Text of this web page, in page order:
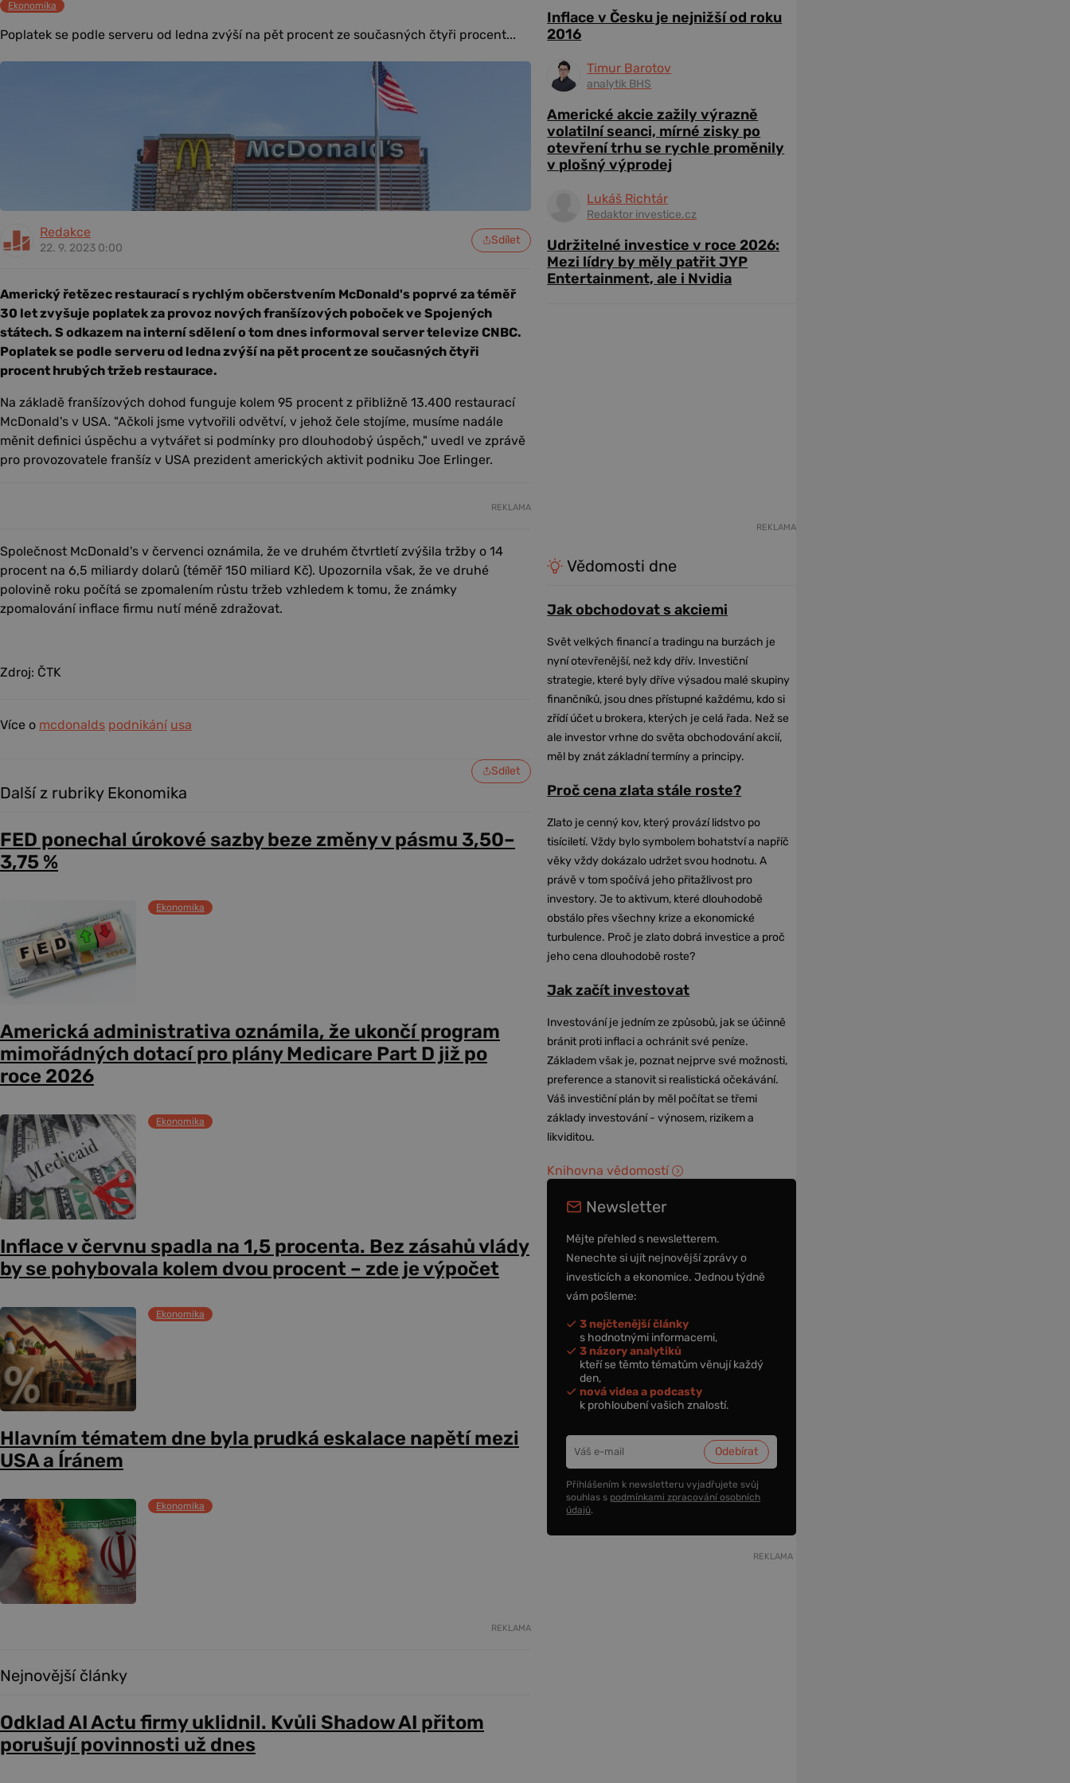
Ekonomika
Poplatek se podle serveru od ledna zvýší na pět procent ze současných čtyři procent...
Redakce
22. 9. 2023 0:00
Sdílet
Americký řetězec restaurací s rychlým občerstvením McDonald's poprvé za téměř
30 let zvyšuje poplatek za provoz nových franšízových poboček ve Spojených
státech. S odkazem na interní sdělení o tom dnes informoval server televize CNBC.
Poplatek se podle serveru od ledna zvýší na pět procent ze současných čtyři
procent hrubých tržeb restaurace.
Na základě franšízových dohod funguje kolem 95 procent z přibližně 13.400 restaurací
McDonald's v USA. "Ačkoli jsme vytvořili odvětví, v jehož čele stojíme, musíme nadále
měnit definici úspěchu a vytvářet si podmínky pro dlouhodobý úspěch," uvedl ve zprávě
pro provozovatele franšíz v USA prezident amerických aktivit podniku Joe Erlinger.
REKLAMA
Společnost McDonald's v červenci oznámila, že ve druhém čtvrtletí zvýšila tržby o 14
procent na 6,5 miliardy dolarů (téměř 150 miliard Kč). Upozornila však, že ve druhé
polovině roku počítá se zpomalením růstu tržeb vzhledem k tomu, že známky
zpomalování inflace firmu nutí méně zdražovat.
Zdroj: ČTK
Více o mcdonalds podnikání usa
Sdílet
Další z rubriky Ekonomika
FED ponechal úrokové sazby beze změny v pásmu 3,50–
3,75 %
Ekonomika
Americká administrativa oznámila, že ukončí program
mimořádných dotací pro plány Medicare Part D již po
roce 2026
Ekonomika
Inflace v červnu spadla na 1,5 procenta. Bez zásahů vlády
by se pohybovala kolem dvou procent – zde je výpočet
Ekonomika
Hlavním tématem dne byla prudká eskalace napětí mezi
USA a Íránem
Ekonomika
REKLAMA
Nejnovější články
Odklad AI Actu firmy uklidnil. Kvůli Shadow AI přitom
porušují povinnosti už dnes
Inflace v Česku je nejnižší od roku
2016
Timur Barotov
analytik BHS
Americké akcie zažily výrazně
volatilní seanci, mírné zisky po
otevření trhu se rychle proměnily
v plošný výprodej
Lukáš Richtár
Redaktor investice.cz
Udržitelné investice v roce 2026:
Mezi lídry by měly patřit JYP
Entertainment, ale i Nvidia
REKLAMA
Vědomosti dne
Jak obchodovat s akciemi
Svět velkých financí a tradingu na burzách je
nyní otevřenější, než kdy dřív. Investiční
strategie, které byly dříve výsadou malé skupiny
finančníků, jsou dnes přístupné každému, kdo si
zřídí účet u brokera, kterých je celá řada. Než se
ale investor vrhne do světa obchodování akcií,
měl by znát základní termíny a principy.
Proč cena zlata stále roste?
Zlato je cenný kov, který provází lidstvo po
tisíciletí. Vždy bylo symbolem bohatství a napříč
věky vždy dokázalo udržet svou hodnotu. A
právě v tom spočívá jeho přitažlivost pro
investory. Je to aktivum, které dlouhodobě
obstálo přes všechny krize a ekonomické
turbulence. Proč je zlato dobrá investice a proč
jeho cena dlouhodobě roste?
Jak začít investovat
Investování je jedním ze způsobů, jak se účinně
bránit proti inflaci a ochránit své peníze.
Základem však je, poznat nejprve své možnosti,
preference a stanovit si realistická očekávání.
Váš investiční plán by měl počítat se třemi
základy investování - výnosem, rizikem a
likviditou.
Knihovna vědomostí
Newsletter
Mějte přehled s newsletterem.
Nenechte si ujít nejnovější zprávy o
investicích a ekonomice. Jednou týdně
vám pošleme:
3 nejčtenější články
s hodnotnými informacemi,
3 názory analytiků
kteří se těmto tématům věnují každý
den,
nová videa a podcasty
k prohloubení vašich znalostí.
Přihlášením k newsletteru vyjadřujete svůj
souhlas s podmínkami zpracování osobních
údajů.
REKLAMA